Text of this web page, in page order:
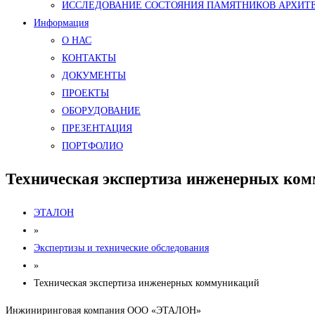
ИССЛЕДОВАНИЕ СОСТОЯНИЯ ПАМЯТНИКОВ
Информация
О НАС
КОНТАКТЫ
ДОКУМЕНТЫ
ПРОЕКТЫ
ОБОРУДОВАНИЕ
ПРЕЗЕНТАЦИЯ
ПОРТФОЛИО
Техническая экспертиза инженерных
ЭТАЛОН
»
Экспертизы и технические обследования
»
Техническая экспертиза инженерных коммуникаций
Инжиниринговая компания ООО «ЭТАЛОН»